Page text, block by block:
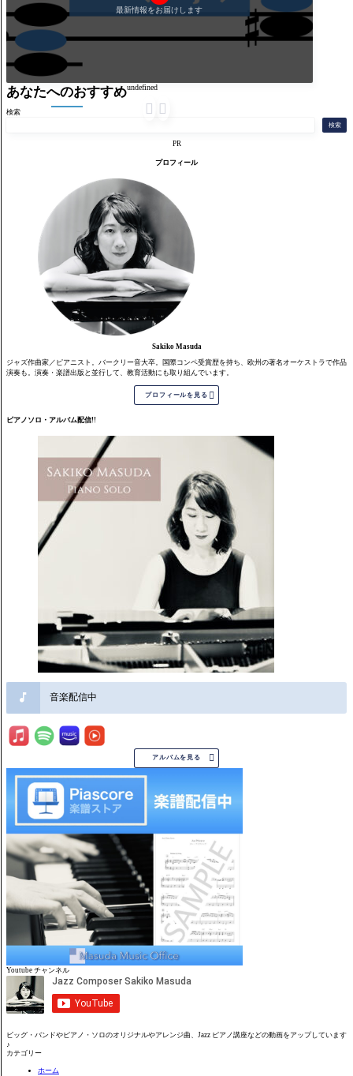
最新情報をお届けします
検索
検索
PR
プロフィール
Sakiko Masuda
ジャズ作曲家／ピアニスト。バークリー音大卒。国際コンペ受賞歴を持ち、欧州の著名オーケストラで作品
演奏も。演奏・楽譜出版と並行して、教育活動にも取り組んでいます。
プロフィールを見る 
ピアノソロ・アルバム配信!!
音楽配信中
アルバムを見る 
Youtube チャンネル
ビッグ・バンドやピアノ・ソロのオリジナルやアレンジ曲、Jazz ピアノ講座などの動画をアップしています
♪
カテゴリー
ホーム
あなたへのおすすめundefined
 